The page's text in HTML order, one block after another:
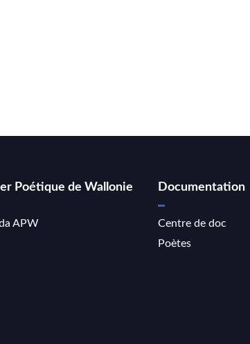
Poétique de Wallonie
APW
Documentation
Centre de doc
Poètes